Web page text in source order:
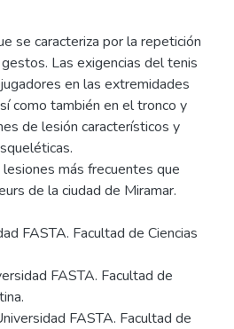
se caracteriza por la repetición
Las exigencias del tenis
en las extremidades
como también en el tronco y
de lesión característicos y
más frecuentes que
FASTA. Facultad de Ciencias
FASTA. Facultad de
FASTA. Facultad de